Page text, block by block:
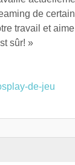
de
travail et
sûr! »
de-jeu